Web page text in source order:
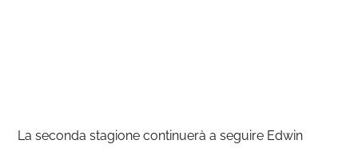
La seconda stagione continuerà a seguire Edwin